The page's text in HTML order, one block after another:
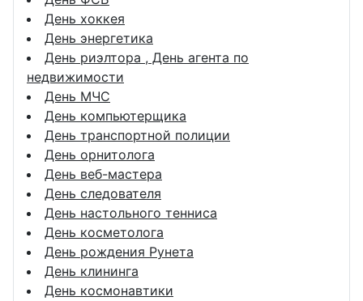
День хоккея
День энергетика
День риэлтора , День агента по
недвижимости
День МЧС
День компьютерщика
День транспортной полиции
День орнитолога
День веб-мастера
День следователя
День настольного тенниса
День косметолога
День рождения Рунета
День клининга
День космонавтики